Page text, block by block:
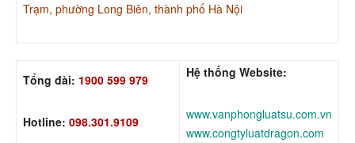
Trạm, phường Long Biên, thành phố Hà Nội
Tổng đài: 1900 599 979
Hotline: 098.301.9109
Hệ thống Website:
www.vanphongluatsu.com.vn
www.congtyluatdragon.com